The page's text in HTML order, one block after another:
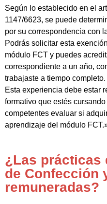
Según lo establecido en el
1147/6623, se puede
por su correspondencia con
Podrás solicitar esta
módulo FCT y puedes
correspondiente a un año,
trabajaste a tiempo completo.
Esta experiencia debe estar
formativo que estés
competentes evaluar si
aprendizaje del módulo
¿Las prácticas
de Confección
remuneradas?